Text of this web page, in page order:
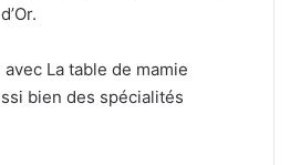
La table de mamie
bien des spécialités